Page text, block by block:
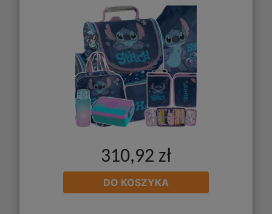
310,92 zł
DO KOSZYKA